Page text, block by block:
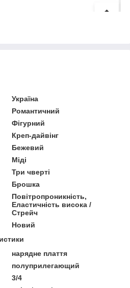
Україна
Романтичний
Фігурний
Креп-дайвінг
Бежевий
Міді
Три чверті
Брошка
Повітропроникність,
Еластичність висока /
Стрейч
Новий
нарядне плаття
полуприлегающий
3/4